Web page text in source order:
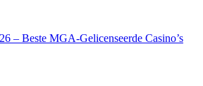
– Beste MGA-Gelicenseerde Casino’s